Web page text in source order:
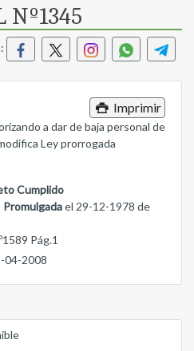
Imprimir
a dar de baja personal de
Ley prorrogada
Cumplido
Promulgadael 29-12-1978 de
Pág.1
04-2008